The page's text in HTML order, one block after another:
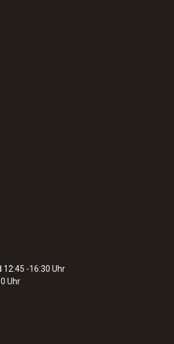
12:45 -16:30 Uhr
Uhr